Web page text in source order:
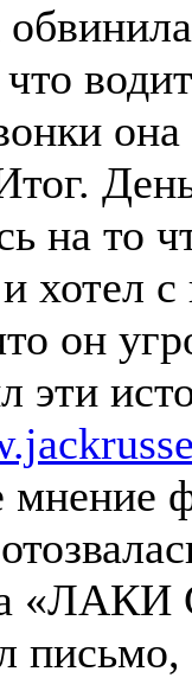
на то
хотел
он
эти
мнение
«ЛАКИ
письмо,